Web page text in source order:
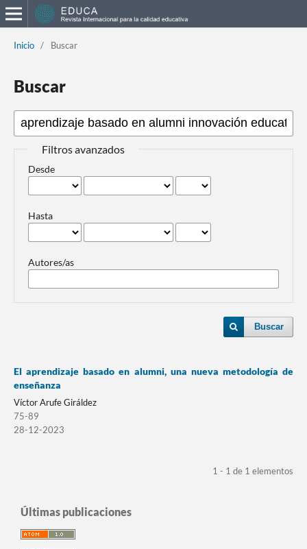
Inicio / Buscar
Buscar
Filtros avanzados
Desde
Hasta
Autores/as
Buscar
El aprendizaje basado en alumni, una nueva metodología de
enseñanza
Víctor Arufe Giráldez
75-89
28-12-2023
1 - 1 de 1 elementos
Últimas publicaciones